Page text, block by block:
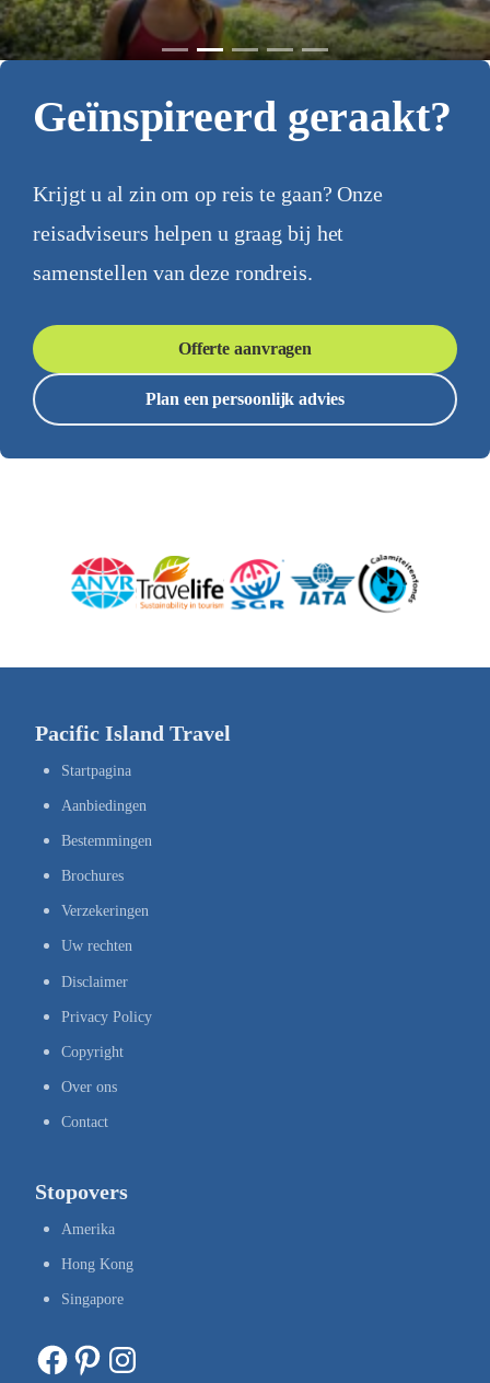
Geïnspireerd geraakt?
Krijgt u al zin om op reis te gaan? Onze
reisadviseurs helpen u graag bij het
samenstellen van deze rondreis.
Offerte aanvragen
Plan een persoonlijk advies
Pacific Island Travel
Startpagina
Aanbiedingen
Bestemmingen
Brochures
Verzekeringen
Uw rechten
Disclaimer
Privacy Policy
Copyright
Over ons
Contact
Stopovers
Amerika
Hong Kong
Singapore
Facebook Pinterest Instagram